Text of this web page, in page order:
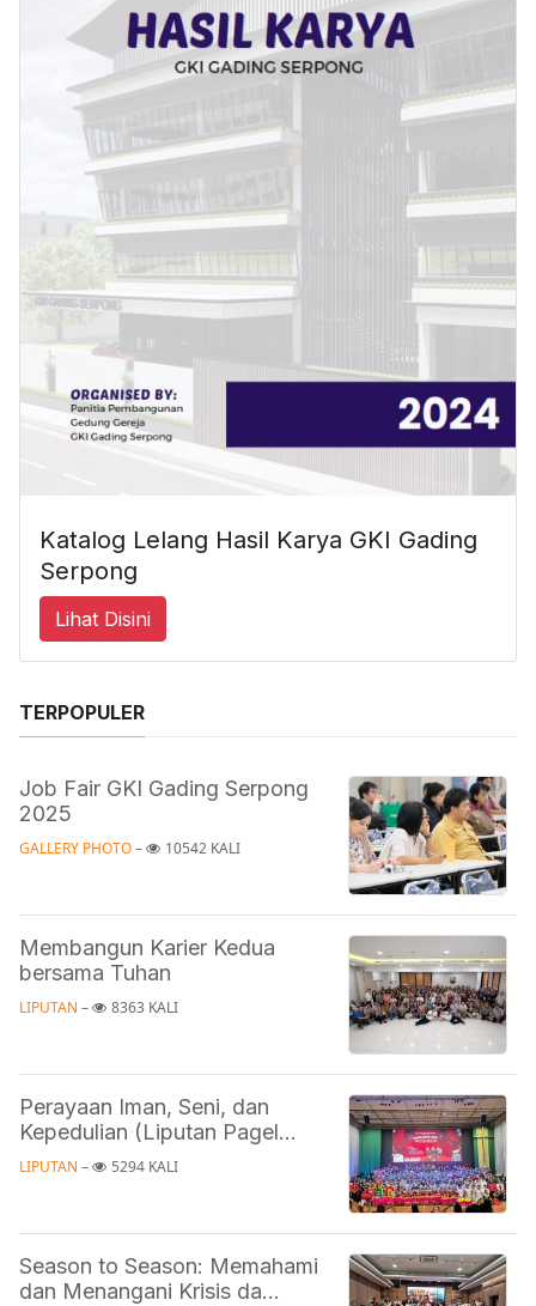
Katalog Lelang Hasil Karya GKI Gading
Serpong
Lihat Disini
TERPOPULER
Job Fair GKI Gading Serpong
2025
GALLERY PHOTO – 10542 KALI
Membangun Karier Kedua
bersama Tuhan
LIPUTAN – 8363 KALI
Perayaan Iman, Seni, dan
Kepedulian (Liputan Pagel...
LIPUTAN – 5294 KALI
Season to Season: Memahami
dan Menangani Krisis da...